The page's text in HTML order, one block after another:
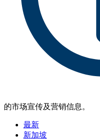
的市场宣传及营销信息。
最新
新加坡